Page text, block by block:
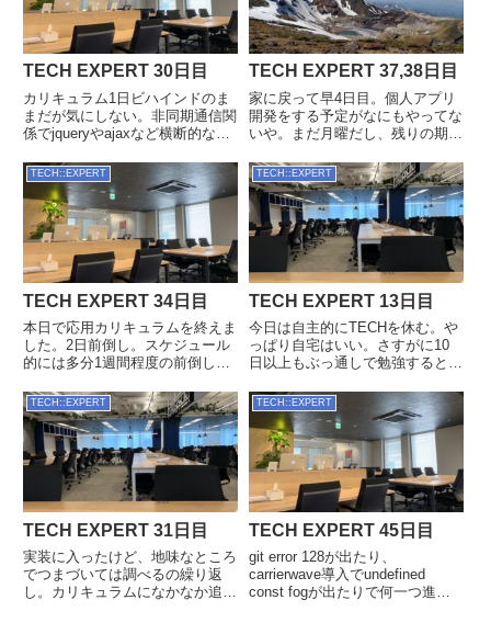
TECH EXPERT 30日目
カリキュラム1日ビハインドのま
まだが気にしない。非同期通信関
係でjqueryやajaxなど横断的な内
と大した分量ではないのだが、脳
みそに定着させるには時間がかか
る。ここ数日の吸収量が多いので
今日はちょっとカリキ...
TECH EXPERT 37,38日目
家に戻って早4日目。個人アプリ
開発をする予定がなにもやってな
いや。まだ月曜だし、残りの期間
TECH::EXPERT
TECH EXPERT 34日目
本日で応用カリキュラムを終えま
した。2日前倒し。スケジュール
的には多分1週間程度の前倒しを
みっちりやってる人じゃないと無
理っぽい。もしくはカリキュラム
をなぞるだけでパーっと進んじゃ
う人か、もともと多少なりとも
経...
TECH::EXPERT
TECH EXPERT 13日目
今日は自主的にTECHを休む。や
っぱり自宅はいい。さすがに10
日以上もぶっ通しで勉強すると脳
らばって整理がつかない。一旦今
日で一気に吐き出して、理解でき
ていようといまいと頭をリフレッ
シュしないと。マンション生活...
TECH::EXPERT
TECH EXPERT 31日目
実装に入ったけど、地味なところ
でつまづいては調べるの繰り返
し。カリキュラムになかなか追い
TECH::EXPERT
TECH EXPERT 45日目
git error 128が出たり、
carrierwave導入でundefined
const fogが出たりで何一つ進ま